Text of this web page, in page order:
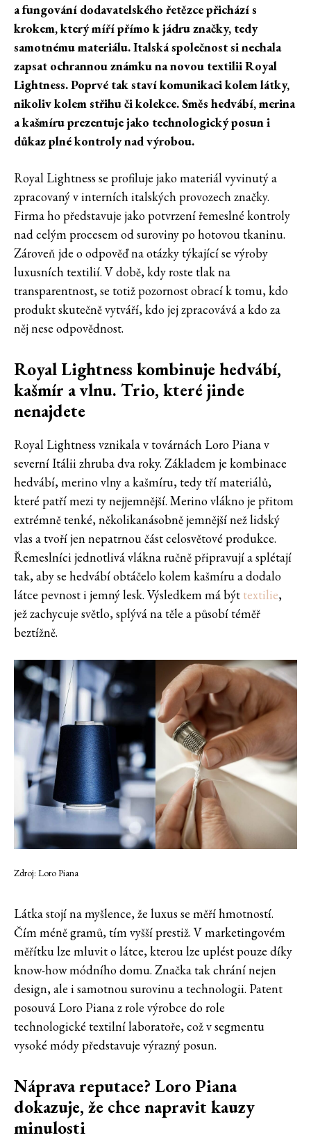
a fungování dodavatelského řetězce přichází s
krokem, který míří přímo k jádru značky, tedy
samotnému materiálu. Italská společnost si nechala
zapsat ochrannou známku na novou textilii Royal
Lightness. Poprvé tak staví komunikaci kolem látky,
nikoliv kolem střihu či kolekce. Směs hedvábí, merina
a kašmíru prezentuje jako technologický posun i
důkaz plné kontroly nad výrobou.
Royal Lightness se profiluje jako materiál vyvinutý a
zpracovaný v interních italských provozech značky.
Firma ho představuje jako potvrzení řemeslné kontroly
nad celým procesem od suroviny po hotovou tkaninu.
Zároveň jde o odpověď na otázky týkající se výroby
luxusních textilií. V době, kdy roste tlak na
transparentnost, se totiž pozornost obrací k tomu, kdo
produkt skutečně vytváří, kdo jej zpracovává a kdo za
něj nese odpovědnost.
Royal Lightness kombinuje hedvábí,
kašmír a vlnu. Trio, které jinde
nenajdete
Royal Lightness vznikala v továrnách Loro Piana v
severní Itálii zhruba dva roky. Základem je kombinace
hedvábí, merino vlny a kašmíru, tedy tří materiálů,
které patří mezi ty nejjemnější. Merino vlákno je přitom
extrémně tenké, několikanásobně jemnější než lidský
vlas a tvoří jen nepatrnou část celosvětové produkce.
Řemeslníci jednotlivá vlákna ručně připravují a splétají
tak, aby se hedvábí obtáčelo kolem kašmíru a dodalo
látce pevnost i jemný lesk. Výsledkem má být textilie,
jež zachycuje světlo, splývá na těle a působí téměř
beztížně.
Zdroj: Loro Piana
Látka stojí na myšlence, že luxus se měří hmotností.
Čím méně gramů, tím vyšší prestiž. V marketingovém
měřítku lze mluvit o látce, kterou lze uplést pouze díky
know-how módního domu. Značka tak chrání nejen
design, ale i samotnou surovinu a technologii. Patent
posouvá Loro Piana z role výrobce do role
technologické textilní laboratoře, což v segmentu
vysoké módy představuje výrazný posun.
Náprava reputace? Loro Piana
dokazuje, že chce napravit kauzy
minulosti